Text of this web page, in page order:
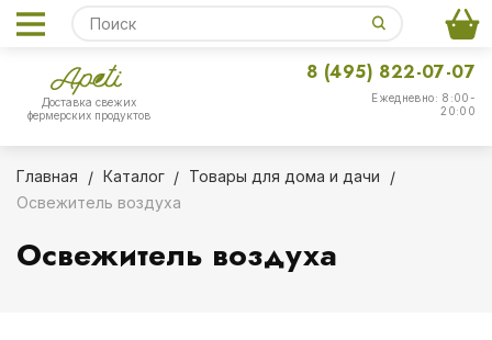
Доставка свежих
фермерских продуктов
Ежедневно: 8:00-
20:00
8 (495) 822-07-07
Главная Каталог
Товары для дома и дачи
Освежитель воздуха
Освежитель воздуха